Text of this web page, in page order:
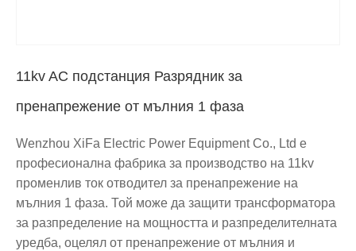
11kv AC подстанция Разрядник за
пренапрежение от мълния 1 фаза
Wenzhou XiFa Electric Power Equipment Co., Ltd е
професионална фабрика за производство на 11kv
променлив ток отводител за пренапрежение на
мълния 1 фаза. Той може да защити трансформатора
за разпределение на мощността и разпределителната
уредба, оцелял от пренапрежение от мълния и